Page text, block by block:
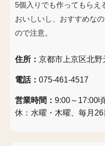
5個入りでも作ってもらえ
おいしいし、おすすめな
ので注意。
住所： 京都市上京区北
電話： 075-461-4517
営業時間： 9:00～17:00
休：水曜・木曜、毎月26